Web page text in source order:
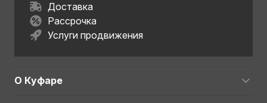
Доставка
Рассрочка
Услуги продвижения
О Куфаре